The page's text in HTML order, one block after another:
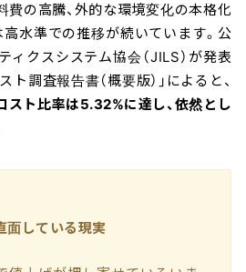
費の高騰、外的な環境変化の本格化
高水準での推移が続いています。公
ィクスシステム協会（JILS）が発表
調査報告書（概要版）」によると、
スト比率は5.32%に達し、依然とし
している現実